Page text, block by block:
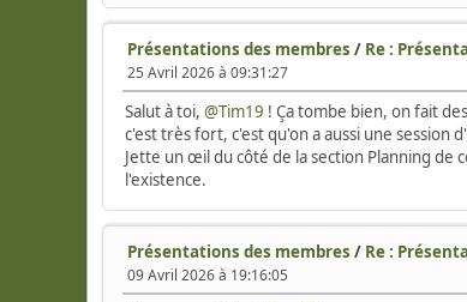
Présentations des membres / Re :
25 Avril 2026 à 09:31:27
Salut à toi, @Tim19 ! Ça tombe bien, on fait
c'est très fort, c'est qu'on a aussi une session
Jette un œil du côté de la section Planning de
l'existence.
Présentations des membres / Re :
09 Avril 2026 à 19:16:05